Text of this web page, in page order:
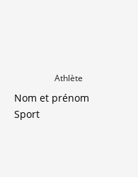
Athlète
Nom et prénom
Sport